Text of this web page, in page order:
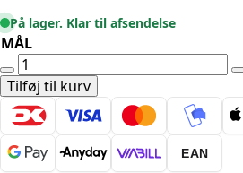
På lager. Klar til afsendelse
MÅL
SHAGGYTÆPPE
-
LIFE
1500
MOCCA
antal
Tilføj til kurv
EAN